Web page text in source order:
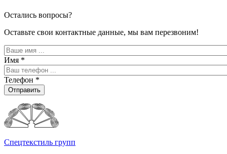
Остались вопросы?
Оставьте свои контактные данные, мы вам перезвоним!
Имя *
Телефон *
Отправить
Спецтекстиль групп